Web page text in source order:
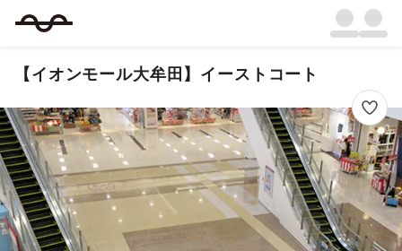
【イオンモール大牟田】イーストコート